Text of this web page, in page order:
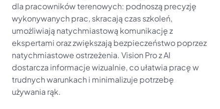
dla pracowników terenowych: podnoszą precyzję
wykonywanych prac, skracają czas szkoleń,
umożliwiają natychmiastową komunikację z
ekspertami oraz zwiększają bezpieczeństwo poprzez
natychmiastowe ostrzeżenia. Vision Pro z AI
dostarcza informacje wizualnie, co ułatwia pracę w
trudnych warunkach i minimalizuje potrzebę
używania rąk.